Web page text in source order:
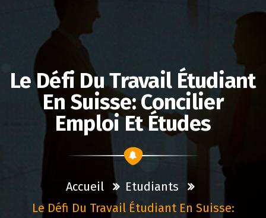
Le Défi Du Travail Étudiant
En Suisse: Concilier
Emploi Et Études
Accueil
Etudiants
Le Défi Du Travail Étudiant En Suisse: